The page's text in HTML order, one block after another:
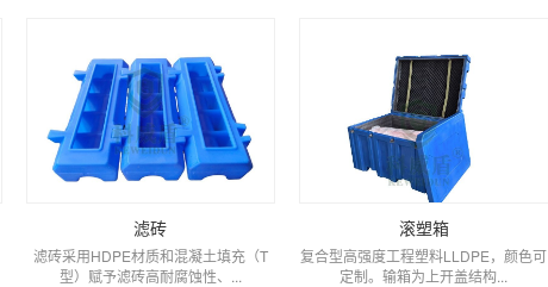
滤砖
滤砖采用HDPE材质和混凝土填充（T
型）赋予滤砖高耐腐蚀性、...
滚塑箱
复合型高强度工程塑料LLDPE，颜色可
定制。输箱为上开盖结构...